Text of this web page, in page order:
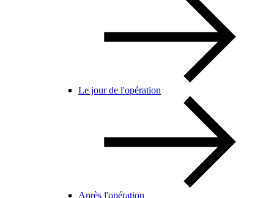
Le jour de l'opération
Après l'opération